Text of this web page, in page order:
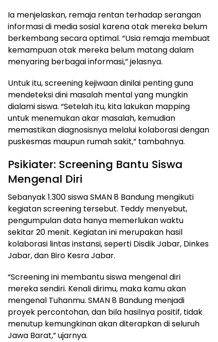
Ia menjelaskan, remaja rentan terhadap serangan
informasi di media sosial karena otak mereka belum
berkembang secara optimal. “Usia remaja membuat
kemampuan otak mereka belum matang dalam
menyaring berbagai informasi,” jelasnya.
Untuk itu, screening kejiwaan dinilai penting guna
mendeteksi dini masalah mental yang mungkin
dialami siswa. “Setelah itu, kita lakukan mapping
untuk menemukan akar masalah, kemudian
memastikan diagnosisnya melalui kolaborasi dengan
puskesmas maupun rumah sakit,” tambahnya.
Psikiater: Screening Bantu Siswa
Mengenal Diri
Sebanyak 1.300 siswa SMAN 8 Bandung mengikuti
kegiatan screening tersebut. Teddy menyebut,
pengumpulan data hanya memerlukan waktu
sekitar 20 menit. Kegiatan ini merupakan hasil
kolaborasi lintas instansi, seperti Disdik Jabar, Dinkes
Jabar, dan Biro Kesra Jabar.
“Screening ini membantu siswa mengenal diri
mereka sendiri. Kenali dirimu, maka kamu akan
mengenal Tuhanmu. SMAN 8 Bandung menjadi
proyek percontohan, dan bila hasilnya positif, tidak
menutup kemungkinan akan diterapkan di seluruh
Jawa Barat,” ujarnya.